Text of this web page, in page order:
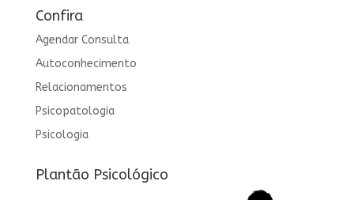
Confira
Agendar Consulta
Autoconhecimento
Relacionamentos
Psicopatologia
Psicologia
Plantão Psicológico